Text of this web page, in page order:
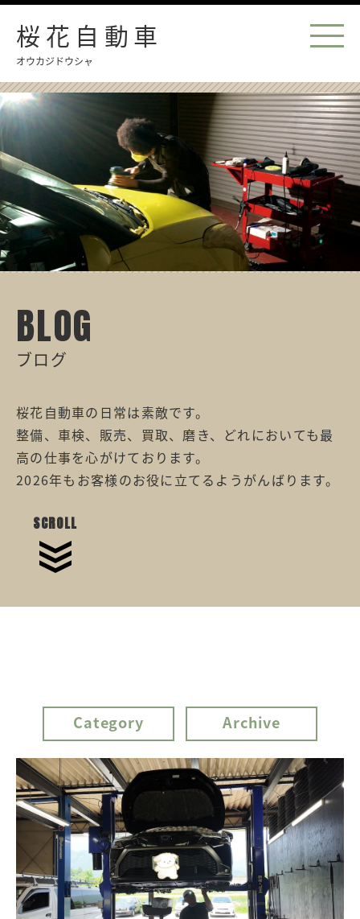
桜花自動車
オウカジドウシャ
BLOG
ブログ
桜花自動車の日常は素敵です。
整備、車検、販売、買取、磨き、どれにおいても最
高の仕事を心がけております。
2026年もお客様のお役に立てるようがんばります。
SCROLL
Category Archive